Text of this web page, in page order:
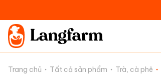
Trang chủ Tất cả sản phẩm Trà, cà phê